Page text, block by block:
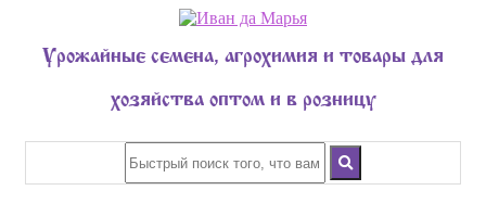
Урожайные семена, агрохимия и товары для
хозяйства оптом и в розницу